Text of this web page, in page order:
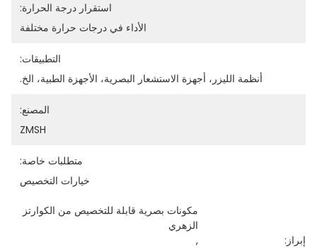
استقرار درجة الحرارة:
الأداء في درجات حرارة مختلفة
التطبيقات:
أنظمة الليزر، أجهزة الاستشعار البصرية، الأجهزة الطبية، الخ.
المصنع:
ZMSH
متطلبات خاصة:
خيارات التخصيص
إبراز:
الزهري
,